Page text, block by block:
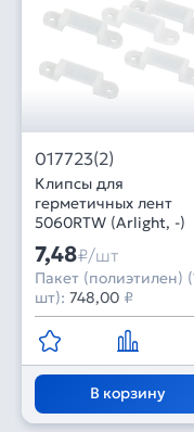
017723(2)
Клипсы для
герметичных лент
5060RTW (Arlight, -)
7,48₽/шт
Пакет (полиэтилен)
шт): 748,00 ₽
В корзину